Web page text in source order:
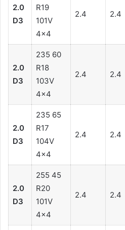
2.0
D3
R19
101V
4×4
2.4 2.4
2.0
D3
235 60
R18
103V
4×4
2.4 2.4
2.0
D3
235 65
R17
104V
4×4
2.4 2.4
2.0
D3
255 45
R20
101V
4×4
2.4 2.4